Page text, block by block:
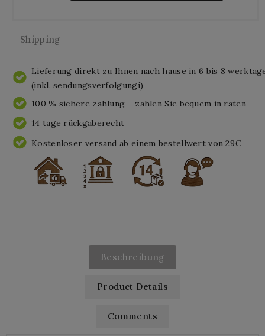
Shipping
Lieferung direkt zu Ihnen nach hause in 6 bis 8
(inkl. sendungsverfolgungi)
100 % sichere zahlung – zahlen Sie bequem in raten
14 tage rückgaberecht
Kostenloser versand ab einem bestellwert von 29€
Beschreibung
Product Details
Comments